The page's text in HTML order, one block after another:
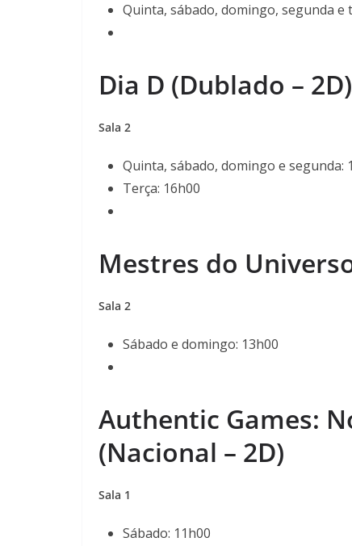
Quinta, sábado, domingo, segunda e
Dia D (Dublado – 2D)
Sala 2
Quinta, sábado, domingo e segunda:
Terça: 16h00
Mestres do
Sala 2
Sábado e domingo: 13h00
Authentic Games:
(Nacional – 2D)
Sala 1
Sábado: 11h00